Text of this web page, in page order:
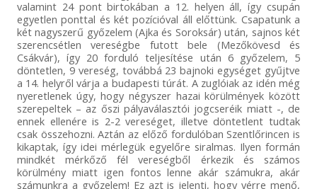
valamint 24 pont birtokában a 12. helyen áll, így csupán
egyetlen ponttal és két pozícióval áll előttünk. Csapatunk a
két nagyszerű győzelem (Ajka és Soroksár) után, sajnos két
szerencsétlen vereségbe futott bele (Mezőkövesd és
Csákvár), így 20 forduló teljesítése után 6 győzelem, 5
döntetlen, 9 vereség, továbbá 23 bajnoki egységet gyűjtve
a 14. helyről várja a budapesti túrát. A zuglóiak az idén még
nyeretlenek úgy, hogy négyszer hazai körülmények között
szerepeltek – az őszi pályaválasztói jogcseréik miatt -, de
ennek ellenére is 2-2 vereséget, illetve döntetlent tudtak
csak összehozni. Aztán az előző fordulóban Szentlőrincen is
kikaptak, így idei mérlegük egyelőre siralmas. Ilyen formán
mindkét mérkőző fél vereségből érkezik és számos
körülmény miatt igen fontos lenne akár számukra, akár
számunkra a győzelem! Ez azt is jelenti, hogy vérre menő,